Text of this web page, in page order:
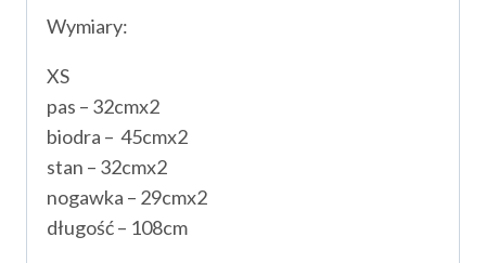
Wymiary:
XS
pas – 32cmx2
biodra – 45cmx2
stan – 32cmx2
nogawka – 29cmx2
długość – 108cm